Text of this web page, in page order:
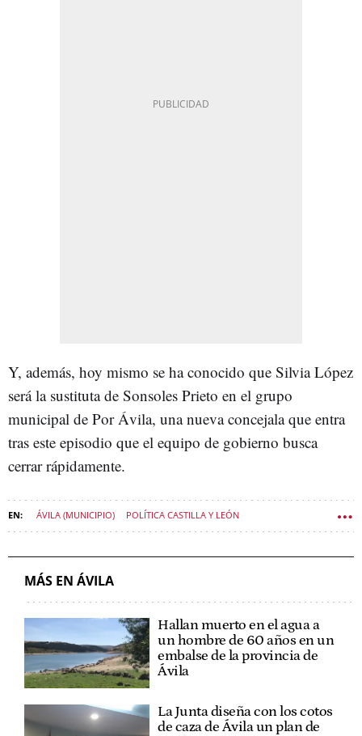
Y, además, hoy mismo se ha conocido que Silvia López
será la sustituta de Sonsoles Prieto en el grupo
municipal de Por Ávila, una nueva concejala que entra
tras este episodio que el equipo de gobierno busca
cerrar rápidamente.
ÁVILA (MUNICIPIO) POLÍTICA CASTILLA Y LEÓN
MÁS EN ÁVILA
Hallan muerto en el agua a
un hombre de 60 años en un
embalse de la provincia de
Ávila
La Junta diseña con los cotos
de caza de Ávila un plan de